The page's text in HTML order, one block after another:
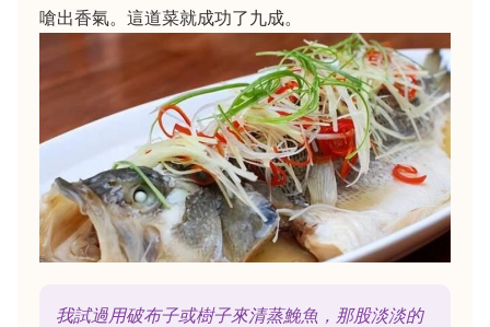
嗆出香氣。這道菜就成功了九成。
我試過用破布子或樹子來清蒸鮸魚，那股淡淡的